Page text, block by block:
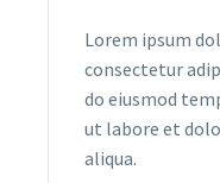
Lorem ipsum
consectetur
do eiusmod
ut labore et
aliqua.